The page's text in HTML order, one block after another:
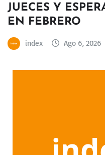
JUECES Y
EN FEBRERO
index Ago 6, 2026